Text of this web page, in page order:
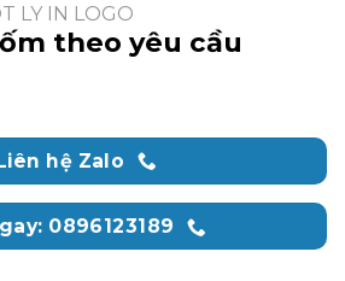
LY IN LOGO
theo yêu cầu
hệ Zalo
0896123189